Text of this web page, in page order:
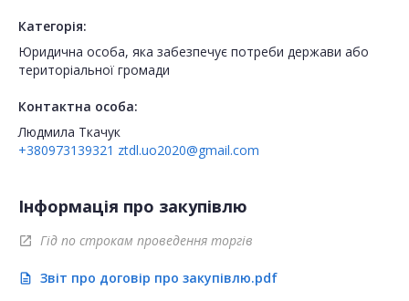
Категорія:
Юридична особа, яка забезпечує потреби держави або
територіальної громади
Контактна особа:
Людмила Ткачук
+380973139321 ztdl.uo2020@gmail.com
Інформація про закупівлю
open_in_new Гід по строкам проведення торгів
description Звіт про договір про закупівлю.pdf